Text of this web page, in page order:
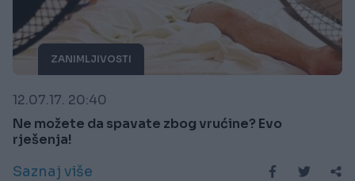
ZANIMLJIVOSTI
12.07.17. 20:40
Ne možete da spavate zbog vrućine? Evo
rješenja!
Saznaj više